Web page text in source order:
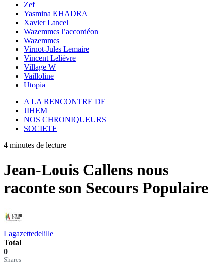
Zef
Yasmina KHADRA
Xavier Lancel
Wazemmes l’accordéon
Wazemmes
Virnot-Jules Lemaire
Vincent Lelièvre
Village W
Vailloline
Utopia
A LA RENCONTRE DE
JIHEM
NOS CHRONIQUEURS
SOCIETE
4 minutes de lecture
Jean-Louis Callens nous
raconte son Secours Populaire
Lagazettedelille
Total
0
Shares